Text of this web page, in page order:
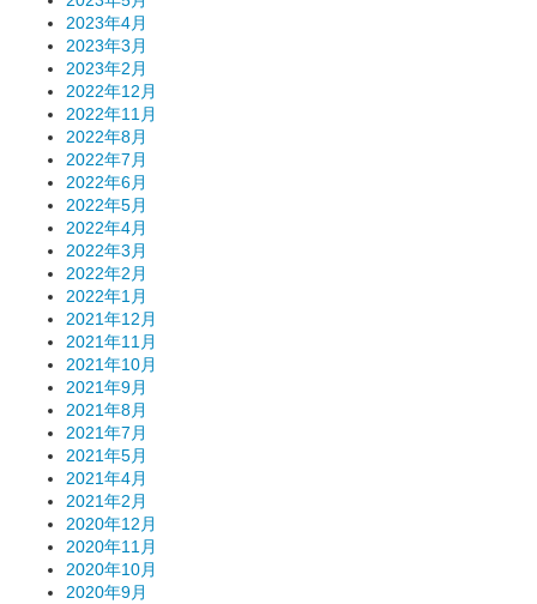
2023年4月
2023年3月
2023年2月
2022年12月
2022年11月
2022年8月
2022年7月
2022年6月
2022年5月
2022年4月
2022年3月
2022年2月
2022年1月
2021年12月
2021年11月
2021年10月
2021年9月
2021年8月
2021年7月
2021年5月
2021年4月
2021年2月
2020年12月
2020年11月
2020年10月
2020年9月